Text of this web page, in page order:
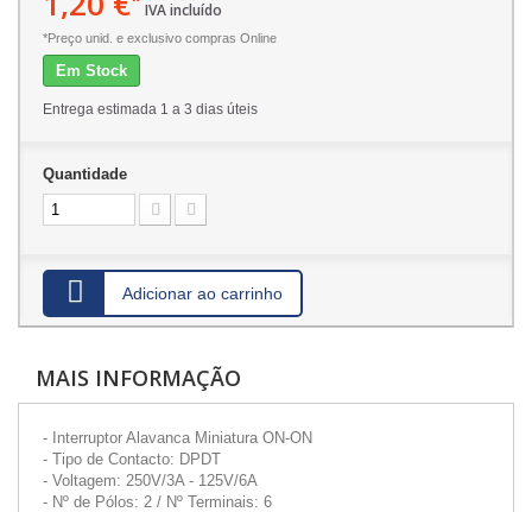
IVA incluído
*Preço unid. e exclusivo compras Online
Em Stock
Entrega estimada 1 a 3 dias úteis
Quantidade
Adicionar ao carrinho
MAIS INFORMAÇÃO
- Interruptor Alavanca Miniatura ON-ON
- Tipo de Contacto: DPDT
- Voltagem: 250V/3A - 125V/6A
- Nº de Pólos: 2 / Nº Terminais: 6